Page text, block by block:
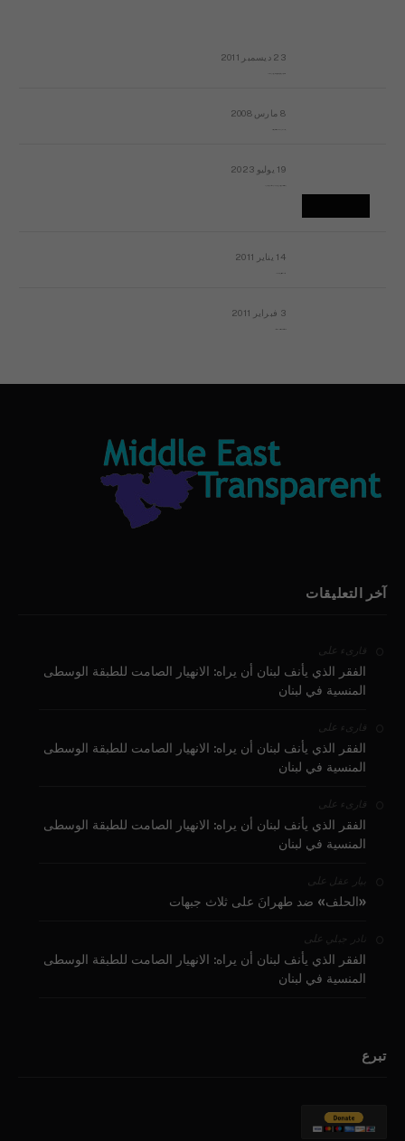
23 ديسمبر 2011
8 مارس 2008
19 يوليو 2023
14 يناير 2011
3 فبراير 2011
آخر التعليقات
قارىء على
الفقر الذي يأنف لبنان أن يراه: الانهيار الصامت للطبقة الوسطى
المنسية في لبنان
قارىء على
الفقر الذي يأنف لبنان أن يراه: الانهيار الصامت للطبقة الوسطى
المنسية في لبنان
قارىء على
الفقر الذي يأنف لبنان أن يراه: الانهيار الصامت للطبقة الوسطى
المنسية في لبنان
بيار عقل على
«الحلف» ضد طهرانَ على ثلاث جبهات
نادر جبلي على
الفقر الذي يأنف لبنان أن يراه: الانهيار الصامت للطبقة الوسطى
المنسية في لبنان
تبرع